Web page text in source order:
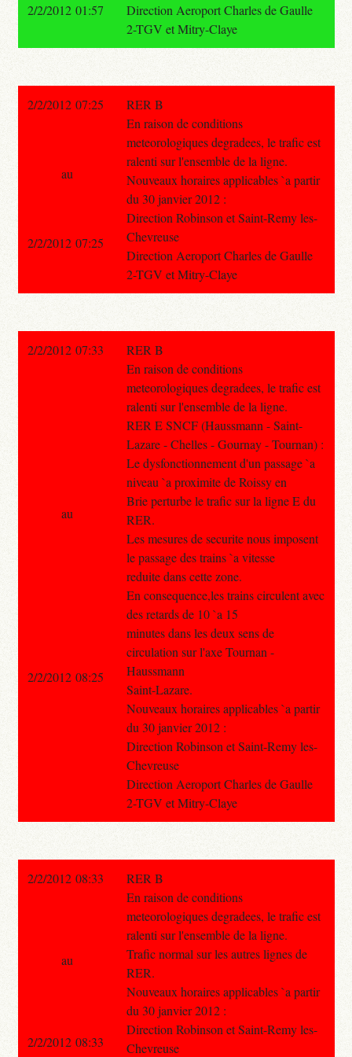
Direction Aeroport Charles de Gaulle
2-TGV et Mitry-Claye
2/2/2012 01:57
2/2/2012 07:25
RER B
En raison de conditions
meteorologiques degradees, le trafic est
ralenti sur l'ensemble de la ligne.
Nouveaux horaires applicables `a partir
du 30 janvier 2012 :
Direction Robinson et Saint-Remy les-
Chevreuse
Direction Aeroport Charles de Gaulle
2-TGV et Mitry-Claye
au
2/2/2012 07:25
2/2/2012 07:33
RER B
En raison de conditions
meteorologiques degradees, le trafic est
ralenti sur l'ensemble de la ligne.
RER E SNCF (Haussmann - Saint-
Lazare - Chelles - Gournay - Tournan) :
Le dysfonctionnement d'un passage `a
niveau `a proximite de Roissy en
Brie perturbe le trafic sur la ligne E du
RER.
Les mesures de securite nous imposent
le passage des trains `a vitesse
reduite dans cette zone.
En consequence,les trains circulent avec
des retards de 10 `a 15
minutes dans les deux sens de
circulation sur l'axe Tournan -
Haussmann
Saint-Lazare.
Nouveaux horaires applicables `a partir
du 30 janvier 2012 :
Direction Robinson et Saint-Remy les-
Chevreuse
Direction Aeroport Charles de Gaulle
2-TGV et Mitry-Claye
au
2/2/2012 08:25
2/2/2012 08:33
RER B
En raison de conditions
meteorologiques degradees, le trafic est
ralenti sur l'ensemble de la ligne.
Trafic normal sur les autres lignes de
RER.
Nouveaux horaires applicables `a partir
du 30 janvier 2012 :
Direction Robinson et Saint-Remy les-
Chevreuse
au
2/2/2012 08:33